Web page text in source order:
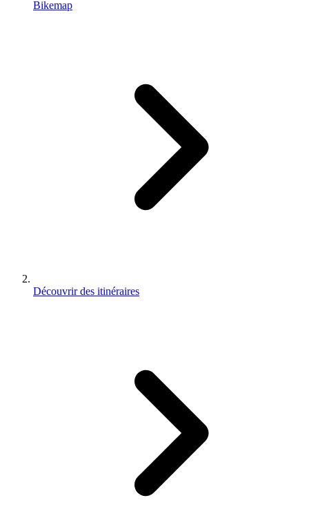
Bikemap
Découvrir des itinéraires